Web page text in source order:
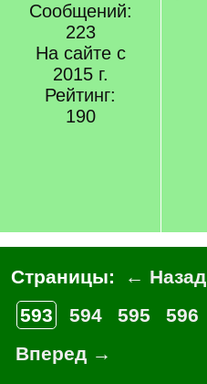
Сообщений:
223
На сайте с
2015 г.
Рейтинг:
190
Страницы: ← Назад
593
594 595 596
Вперед →